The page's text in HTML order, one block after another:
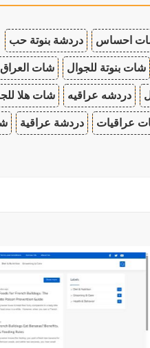
احساس دردشة بنوتة حب
شات بنوتة للجوال شات العراق
دردشه عراقيه شات هلا
عراقيات دردشة عراقية